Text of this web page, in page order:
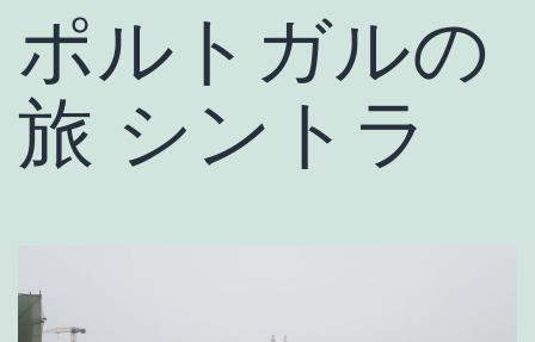
ッ
プ
ポルトガルの
旅 シントラ